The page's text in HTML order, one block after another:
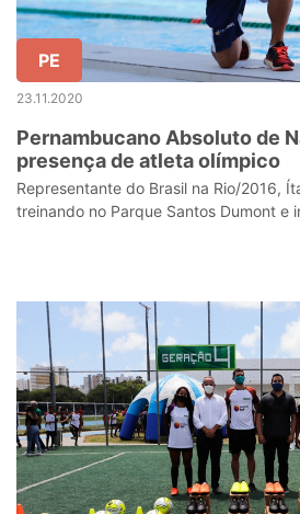
PE
23.11.2020
Pernambucano Absoluto de
presença de atleta olímpico
Representante do Brasil na Rio/2016,
treinando no Parque Santos Dumont e